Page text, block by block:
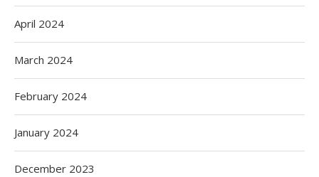
April 2024
March 2024
February 2024
January 2024
December 2023